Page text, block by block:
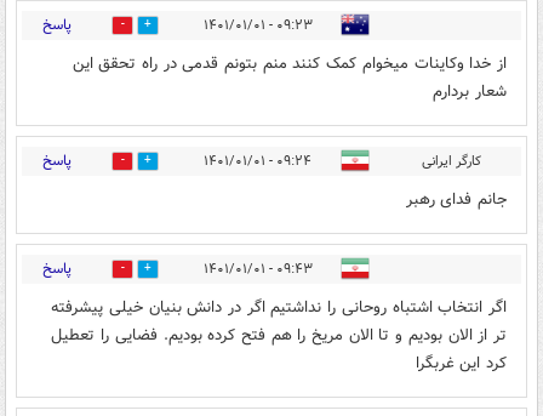
۰۹:۲۳ - ۱۴۰۱/۰۱/۰۱ 2 پاسخ
از خدا وکاینات میخوام کمک کنند منم بتونم قدمی در راه تحقق این
شعار بردارم
کارگر ایرانی ۰۹:۲۴ - ۱۴۰۱/۰۱/۰۱ 2 پاسخ
جانم فدای رهبر
۰۹:۴۳ - ۱۴۰۱/۰۱/۰۱ 3 پاسخ
اگر انتخاب اشتباه روحانی را نداشتیم اگر در دانش بنیان خیلی پیشرفته
تر از الان بودیم و تا الان مریخ را هم فتح کرده بودیم. فضایی را تعطیل
کرد این غربگرا